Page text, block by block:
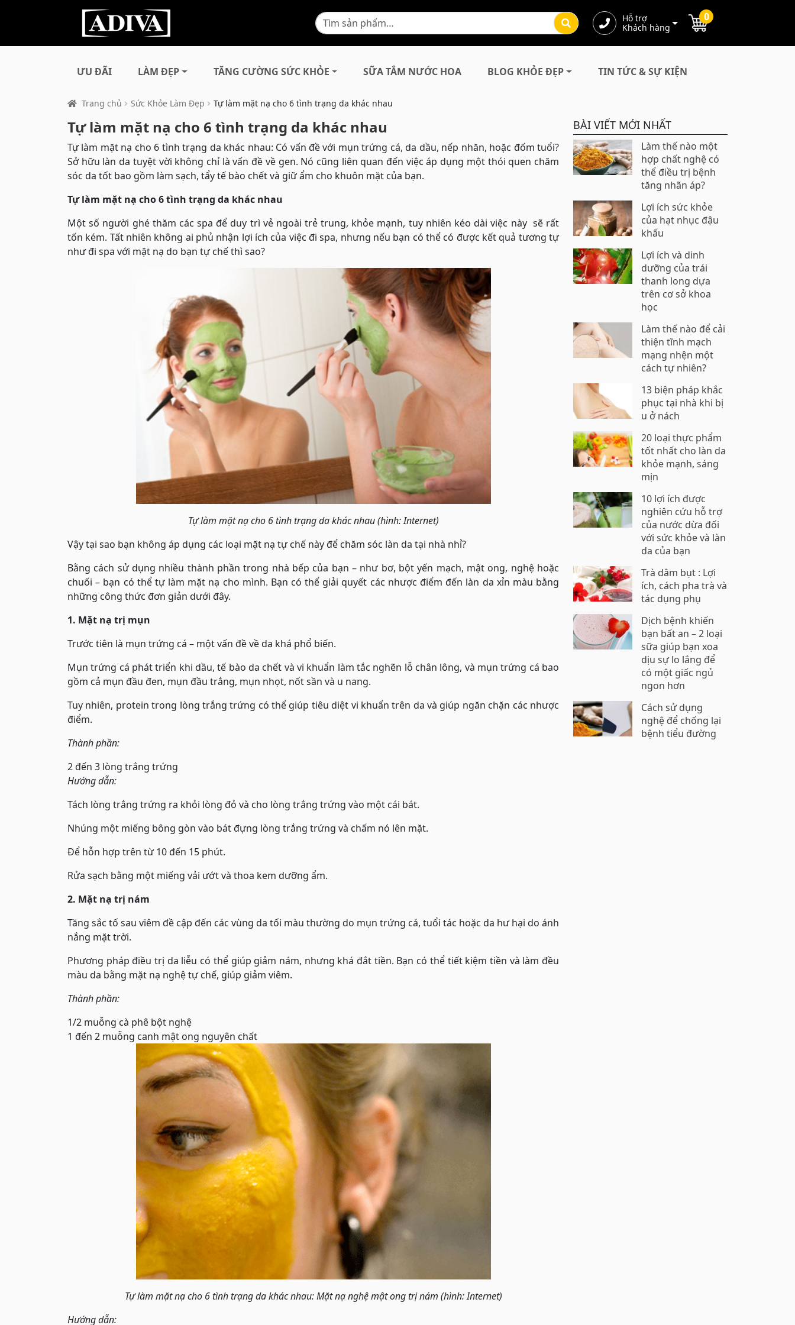
Hỗ trợ
Khách hàng
0
ƯU ĐÃI LÀM ĐẸP TĂNG CƯỜNG SỨC KHỎE SỮA TẮM NƯỚC HOA BLOG KHỎE ĐẸP TIN TỨC & SỰ KIỆN
Trang chủ Sức Khỏe Làm Đẹp Tự làm mặt nạ cho 6 tình trạng da khác nhau
Tự làm mặt nạ cho 6 tình trạng da khác nhau
Tự làm mặt nạ cho 6 tình trạng da khác nhau: Có vấn đề với mụn trứng cá, da dầu, nếp nhăn, hoặc đốm tuổi?
Sở hữu làn da tuyệt vời không chỉ là vấn đề về gen. Nó cũng liên quan đến việc áp dụng một thói quen chăm
sóc da tốt bao gồm làm sạch, tẩy tế bào chết và giữ ẩm cho khuôn mặt của bạn.
Tự làm mặt nạ cho 6 tình trạng da khác nhau
Một số người ghé thăm các spa để duy trì vẻ ngoài trẻ trung, khỏe mạnh, tuy nhiên kéo dài việc này sẽ rất
tốn kém. Tất nhiên không ai phủ nhận lợi ích của việc đi spa, nhưng nếu bạn có thể có được kết quả tương tự
như đi spa với mặt nạ do bạn tự chế thì sao?
Tự làm mặt nạ cho 6 tình trạng da khác nhau (hình: Internet)
Vậy tại sao bạn không áp dụng các loại mặt nạ tự chế này để chăm sóc làn da tại nhà nhỉ?
Bằng cách sử dụng nhiều thành phần trong nhà bếp của bạn – như bơ, bột yến mạch, mật ong, nghệ hoặc
chuối – bạn có thể tự làm mặt nạ cho mình. Bạn có thể giải quyết các nhược điểm đến làn da xỉn màu bằng
những công thức đơn giản dưới đây.
1. Mặt nạ trị mụn
Trước tiên là mụn trứng cá – một vấn đề về da khá phổ biến.
Mụn trứng cá phát triển khi dầu, tế bào da chết và vi khuẩn làm tắc nghẽn lỗ chân lông, và mụn trứng cá bao
gồm cả mụn đầu đen, mụn đầu trắng, mụn nhọt, nốt sần và u nang.
Tuy nhiên, protein trong lòng trắng trứng có thể giúp tiêu diệt vi khuẩn trên da và giúp ngăn chặn các nhược
điểm.
Thành phần:
2 đến 3 lòng trắng trứng
Hướng dẫn:
Tách lòng trắng trứng ra khỏi lòng đỏ và cho lòng trắng trứng vào một cái bát.
Nhúng một miếng bông gòn vào bát đựng lòng trắng trứng và chấm nó lên mặt.
Để hỗn hợp trên từ 10 đến 15 phút.
Rửa sạch bằng một miếng vải ướt và thoa kem dưỡng ẩm.
2. Mặt nạ trị nám
Tăng sắc tố sau viêm đề cập đến các vùng da tối màu thường do mụn trứng cá, tuổi tác hoặc da hư hại do ánh
nắng mặt trời.
Phương pháp điều trị da liễu có thể giúp giảm nám, nhưng khá đắt tiền. Bạn có thể tiết kiệm tiền và làm đều
màu da bằng mặt nạ nghệ tự chế, giúp giảm viêm.
Thành phần:
1/2 muỗng cà phê bột nghệ
1 đến 2 muỗng canh mật ong nguyên chất
Tự làm mặt nạ cho 6 tình trạng da khác nhau: Mặt nạ nghệ mật ong trị nám (hình: Internet)
Hướng dẫn:
BÀI VIẾT MỚI NHẤT
Làm thế nào một
hợp chất nghệ có
thể điều trị bệnh
tăng nhãn áp?
Lợi ích sức khỏe
của hạt nhục đậu
khấu
Lợi ích và dinh
dưỡng của trái
thanh long dựa
trên cơ sở khoa
học
Làm thế nào để cải
thiện tĩnh mạch
mạng nhện một
cách tự nhiên?
13 biện pháp khắc
phục tại nhà khi bị
u ở nách
20 loại thực phẩm
tốt nhất cho làn da
khỏe mạnh, sáng
mịn
10 lợi ích được
nghiên cứu hỗ trợ
của nước dừa đối
với sức khỏe và làn
da của bạn
Trà dâm bụt : Lợi
ích, cách pha trà và
tác dụng phụ
Dịch bệnh khiến
bạn bất an – 2 loại
sữa giúp bạn xoa
dịu sự lo lắng để
có một giấc ngủ
ngon hơn
Cách sử dụng
nghệ để chống lại
bệnh tiểu đường